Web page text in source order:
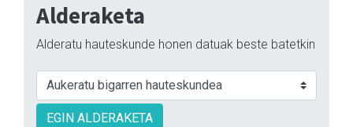
Alderaketa
Alderatu hauteskunde honen datuak beste batetkin
EGIN ALDERAKETA